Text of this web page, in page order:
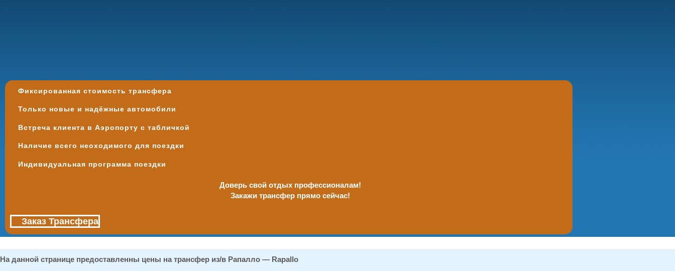
Фиксированная стоимость трансфера
Только новые и надёжные автомобили
Встреча клиента в Аэропорту с табличкой
Наличие всего неоходимого для поездки
Индивидуальная программа поездки
Доверь свой отдых профессионалам!
Закажи трансфер прямо сейчас!
Заказ Трансфера
На данной странице предоставленны цены на трансфер из/в Рапалло — Rapallo